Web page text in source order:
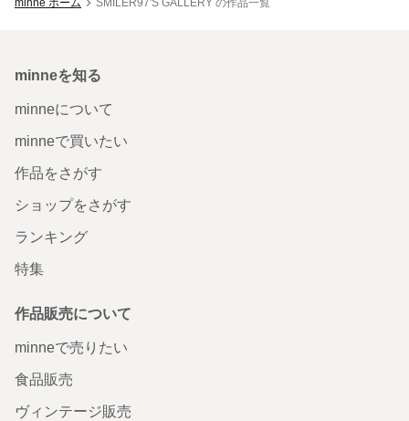
minneを知る
minneについて
minneで買いたい
作品をさがす
ショップをさがす
ランキング
特集
作品販売について
minneで売りたい
食品販売
ヴィンテージ販売